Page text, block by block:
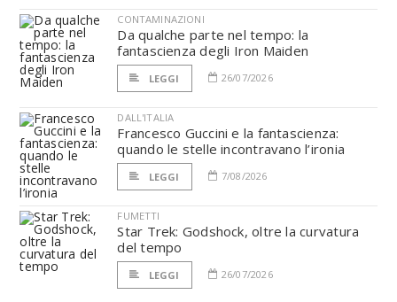
CONTAMINAZIONI
Da qualche parte nel tempo: la
fantascienza degli Iron Maiden
LEGGI 26/07/2026
DALL'ITALIA
Francesco Guccini e la fantascienza:
quando le stelle incontravano l’ironia
LEGGI 7/08/2026
FUMETTI
Star Trek: Godshock, oltre la curvatura
del tempo
LEGGI 26/07/2026